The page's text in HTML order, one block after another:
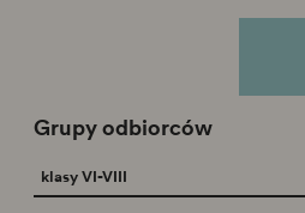
Grupy odbiorców
Grupy odbiorców
klasy VI-VIII